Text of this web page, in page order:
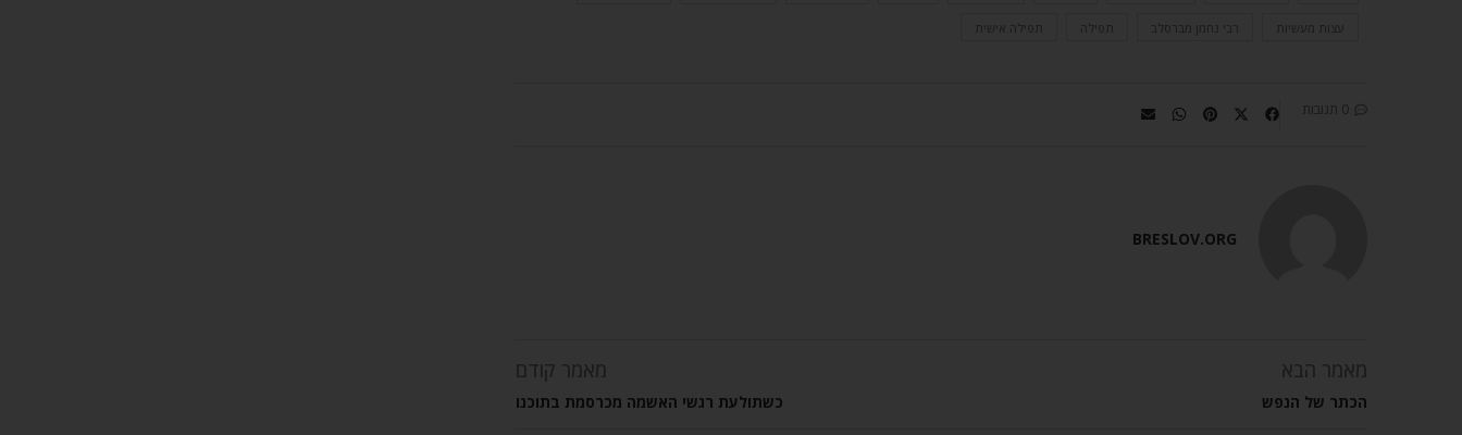
עצות מעשיות רבי נחמן מברסלב תפילה תפילה אישית
0 תגובות
BRESLOV.ORG
מאמר הבא
הכתר של הנפש
מאמר קודם
כשתולעת רגשי האשמה מכרסמת בתוכנו